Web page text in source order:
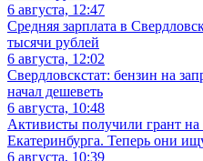
6 августа, 12:47
Средняя зарплата в
тысячи рублей
6 августа, 12:02
Свердловскстат: бензин на
начал дешеветь
6 августа, 10:48
Активисты получили грант
Екатеринбурга. Теперь они
6 августа, 10:39